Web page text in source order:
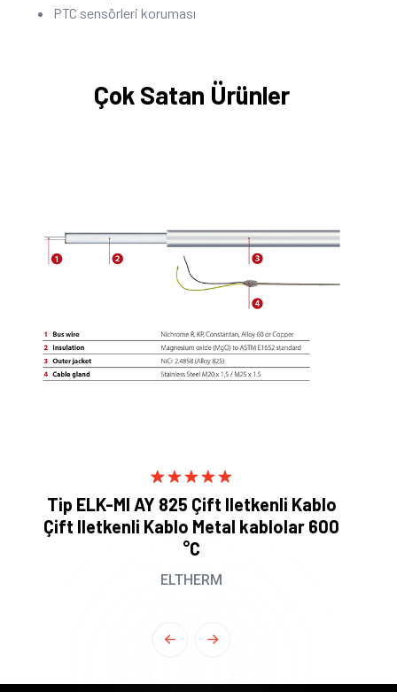
PTC sensörleri koruması
Çok Satan Ürünler
Rated 5.00
out of 5
based on
1
customer
rating
Tip ELK-MI AY 825 Çift Iletkenli Kablo
Çift Iletkenli Kablo Metal kablolar 600
°C
ELTHERM